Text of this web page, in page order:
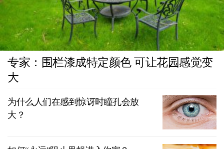
专家：围栏漆成特定颜色 可让花园感觉变
大
为什么人们在感到惊讶时瞳孔会放
大？